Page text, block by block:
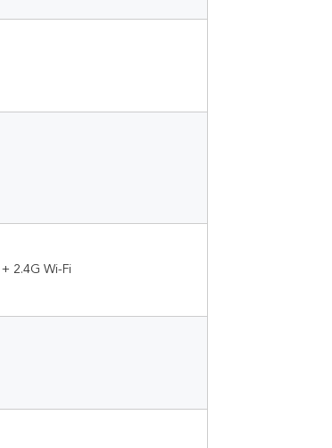
+ 2.4G Wi-Fi